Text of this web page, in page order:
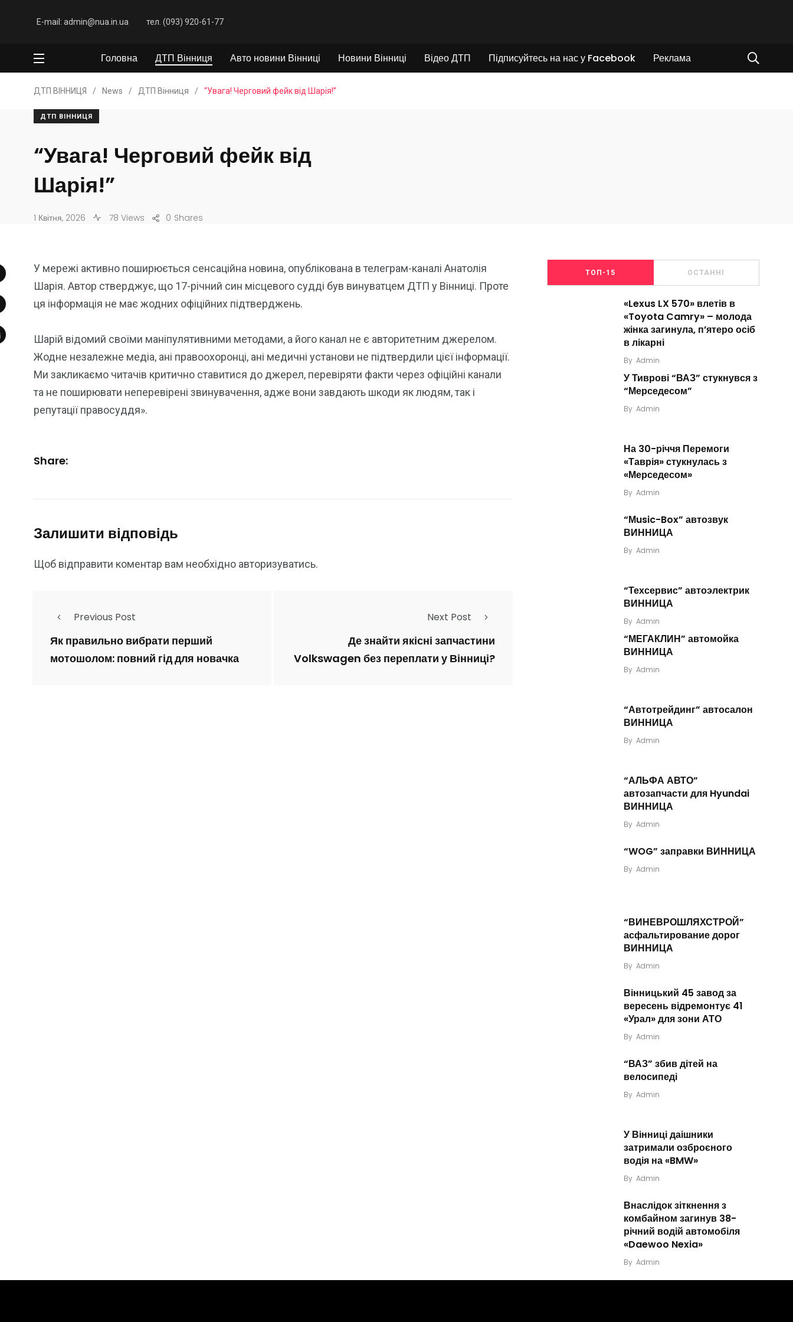
E-mail: admin@nua.in.ua тел. (093) 920-61-77
Головна ДТП Вінниця Авто новини Вінниці Новини Вінниці Відео ДТП Підписуйтесь на нас у Facebook Реклама
ДТП ВІННИЦЯ / News / ДТП Вінниця / “Увага! Черговий фейк від Шарія!”
ДТП ВІННИЦЯ
“Увага! Черговий фейк від
Шарія!”
1 Квітня, 2026 78 Views Shares
0
У мережі активно поширюється сенсаційна новина, опублікована в телеграм-каналі Анатолія
Шарія. Автор стверджує, що 17-річний син місцевого судді був винуватцем ДТП у Вінниці. Проте
ця інформація не має жодних офіційних підтверджень.
Шарій відомий своїми маніпулятивними методами, а його канал не є авторитетним джерелом.
Жодне незалежне медіа, ані правоохоронці, ані медичні установи не підтвердили цієї інформації.
Ми закликаємо читачів критично ставитися до джерел, перевіряти факти через офіційні канали
та не поширювати неперевірені звинувачення, адже вони завдають шкоди як людям, так і
репутації правосуддя».
Share:
Залишити відповідь
Щоб відправити коментар вам необхідно авторизуватись.
Previous Post
Як правильно вибрати перший
мотошолом: повний гід для новачка
Next Post
Де знайти якісні запчастини
Volkswagen без переплати у Вінниці?
ТОП-15 ОСТАННІ
«Lexus LX 570» влетів в
«Toyota Camry» – молода
жінка загинула, п’ятеро осіб
в лікарні
By Admin
У Тиврові “ВАЗ” стукнувся з
“Мерседесом”
By Admin
На 30-річчя Перемоги
«Таврія» стукнулась з
«Мерседесом»
By Admin
“Мusic-Box” автозвук
ВИННИЦА
By Admin
“Техсервис” автоэлектрик
ВИННИЦА
By Admin
“МЕГАКЛИН” автомойка
ВИННИЦА
By Admin
“Автотрейдинг” автосалон
ВИННИЦА
By Admin
“АЛЬФА АВТО”
автозапчасти для Hyundai
ВИННИЦА
By Admin
“WOG” заправки ВИННИЦА
By Admin
“ВИНЕВРОШЛЯХСТРОЙ”
асфальтирование дорог
ВИННИЦА
By Admin
Вінницький 45 завод за
вересень відремонтує 41
«Урал» для зони АТО
By Admin
“ВАЗ” збив дітей на
велосипеді
By Admin
У Вінниці даішники
затримали озброєного
водія на «BMW»
By Admin
Внаслідок зіткнення з
комбайном загинув 38-
річний водій автомобіля
«Daewoo Nexia»
By Admin